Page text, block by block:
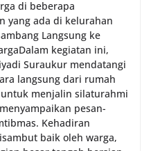
dilaksanakan secara rutin
di wilayah Kelurahan
dari upaya menciptakan
aman dan kondusif,
semangat nasionalisme
Hari Kemerdekaan RI.
di beberapa
yang ada di kelurahan
Langsung ke
kegiatan ini,
Suraukur mendatangi
langsung dari rumah
menjalin silaturahmi
pesan-
Kehadiran
baik oleh warga,